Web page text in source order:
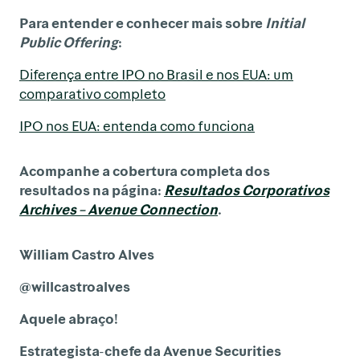
Para entender e conhecer mais sobre Initial
Public Offering:
Diferença entre IPO no Brasil e nos EUA: um
comparativo completo
IPO nos EUA: entenda como funciona
Acompanhe a cobertura completa dos
resultados na página: Resultados Corporativos
Archives – Avenue Connection.
William Castro Alves
@willcastroalves
Aquele abraço!
Estrategista-chefe da Avenue Securities